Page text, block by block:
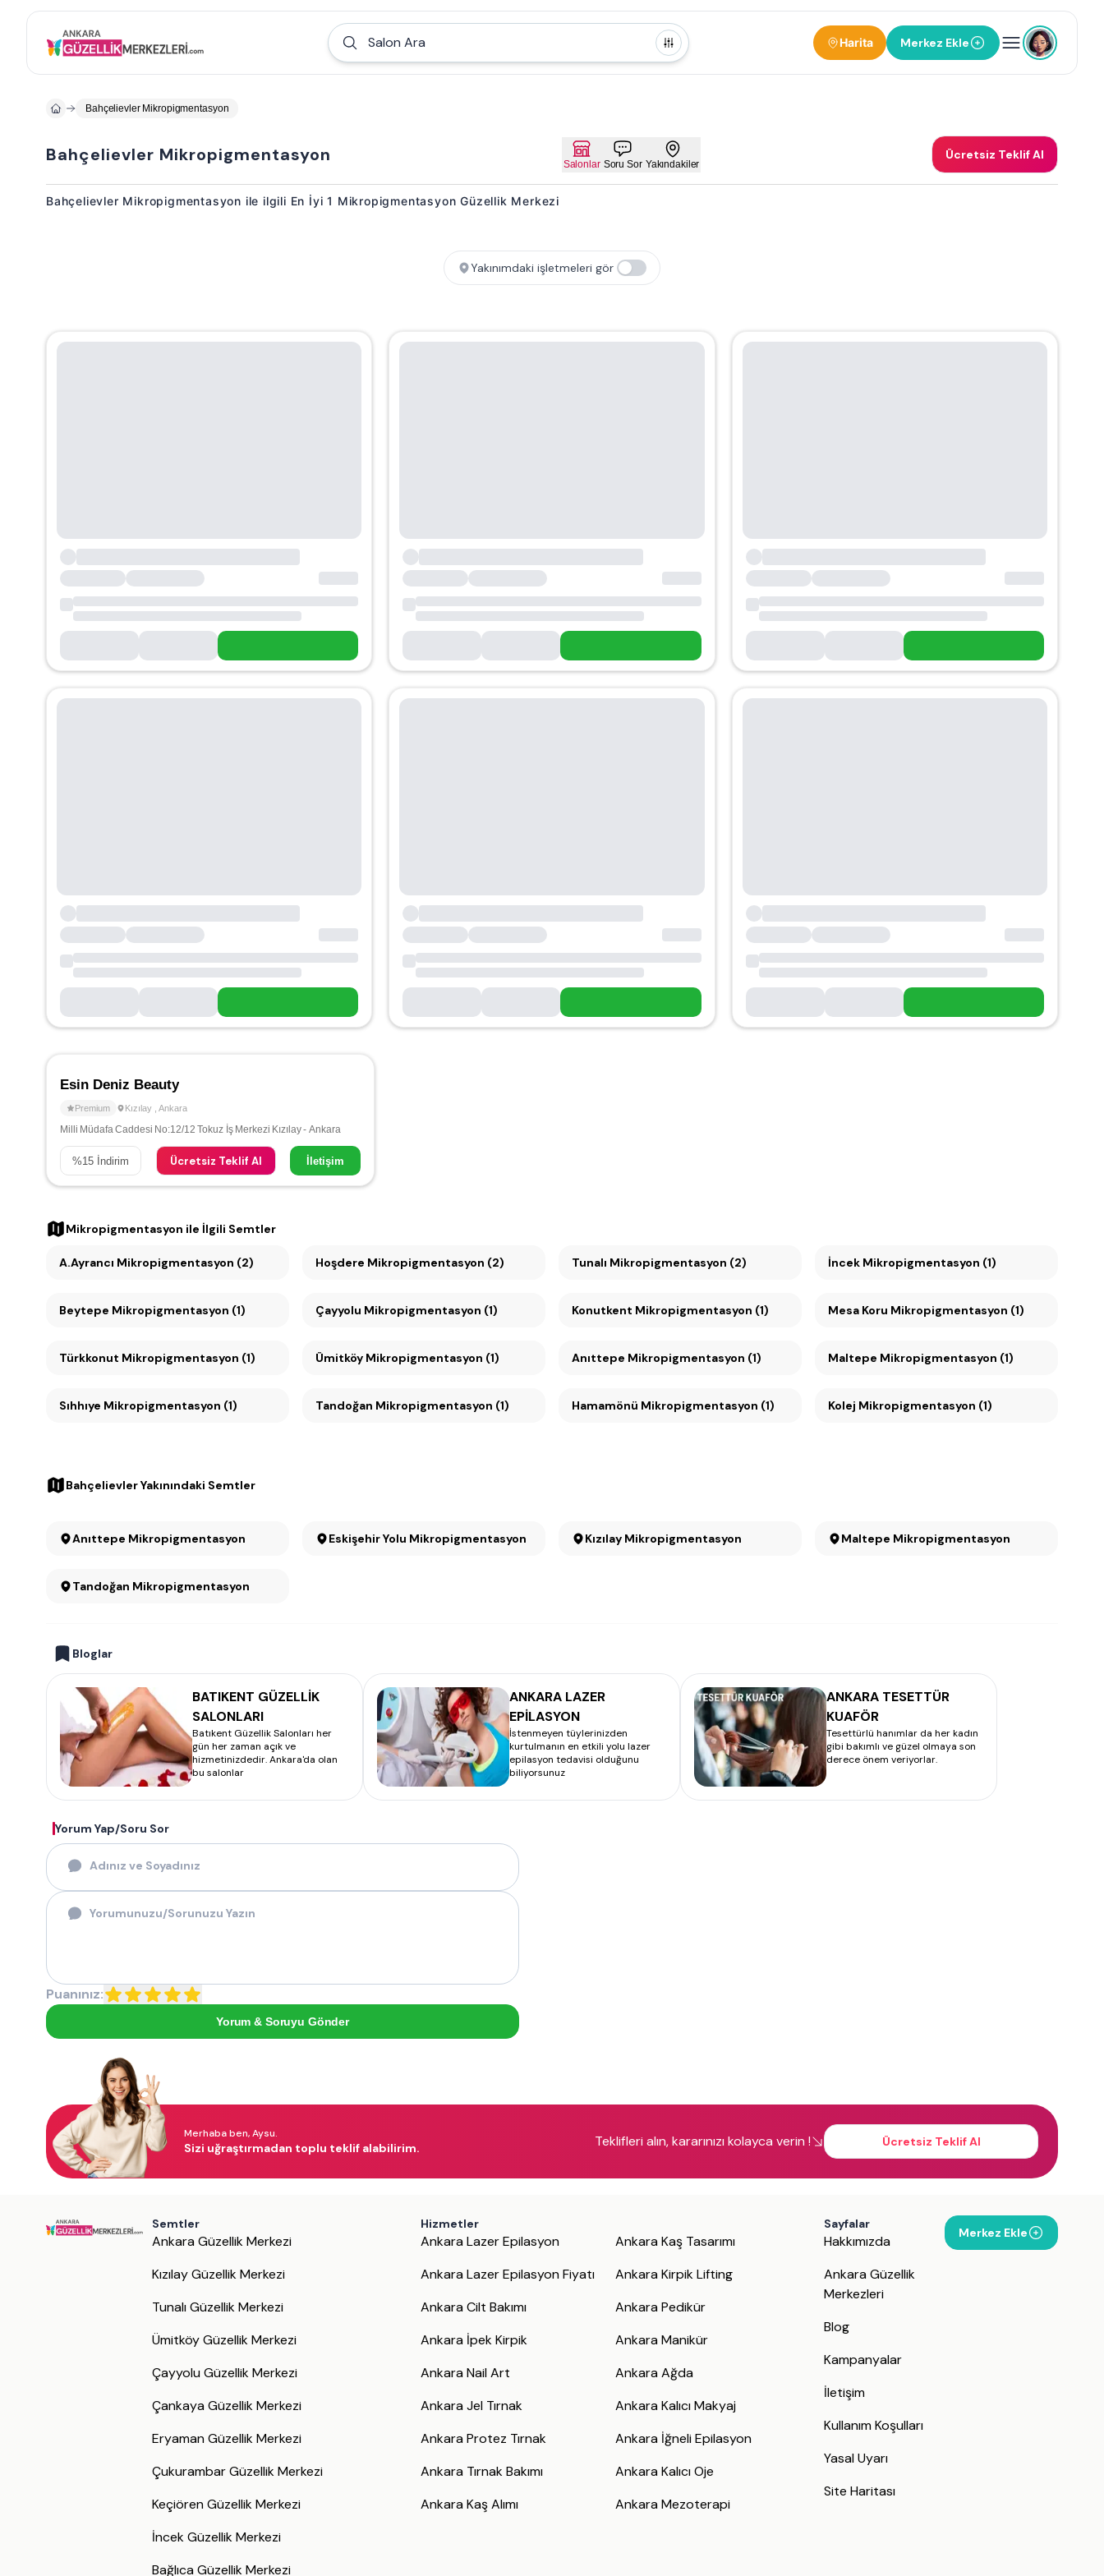
Salon Ara Harita Merkez Ekle
Bahçelievler Mikropigmentasyon
Bahçelievler Mikropigmentasyon Salonlar Soru Sor Yakındakiler
Ücretsiz Teklif Al
Bahçelievler Mikropigmentasyon ile ilgili En İyi 1 Mikropigmentasyon Güzellik Merkezi
Yakınımdaki işletmeleri gör
Esin Deniz Beauty
Premium Kızılay Ankara
Milli Müdafa Caddesi No:12/12 Tokuz İş Merkezi Kızılay - Ankara
%15 İndirim Ücretsiz Teklif Al İletişim
Mikropigmentasyon ile İlgili Semtler
A.Ayrancı Mikropigmentasyon (2) Hoşdere Mikropigmentasyon (2) Tunalı Mikropigmentasyon (2) İncek Mikropigmentasyon (1)
Beytepe Mikropigmentasyon (1) Çayyolu Mikropigmentasyon (1) Konutkent Mikropigmentasyon (1) Mesa Koru Mikropigmentasyon (1)
Türkkonut Mikropigmentasyon (1) Ümitköy Mikropigmentasyon (1) Anıttepe Mikropigmentasyon (1) Maltepe Mikropigmentasyon (1)
Sıhhıye Mikropigmentasyon (1) Tandoğan Mikropigmentasyon (1) Hamamönü Mikropigmentasyon (1) Kolej Mikropigmentasyon (1)
Bahçelievler Yakınındaki Semtler
Anıttepe Mikropigmentasyon Eskişehir Yolu Mikropigmentasyon Kızılay Mikropigmentasyon Maltepe Mikropigmentasyon
Tandoğan Mikropigmentasyon
Bloglar
BATIKENT GÜZELLİK
SALONLARI
Batıkent Güzellik Salonları her
gün her zaman açık ve
hizmetinizdedir. Ankara'da olan
bu salonlar
ANKARA LAZER
EPİLASYON
İstenmeyen tüylerinizden
kurtulmanın en etkili yolu lazer
epilasyon tedavisi olduğunu
biliyorsunuz
ANKARA TESETTÜR
KUAFÖR
Tesettürlü hanımlar da her kadın
gibi bakımlı ve güzel olmaya son
derece önem veriyorlar.
Yorum Yap/Soru Sor
Puanınız:
Yorum & Soruyu Gönder
Merhaba ben, Aysu.
Sizi uğraştırmadan toplu teklif alabilirim. Teklifleri alın, kararınızı kolayca verin ! Ücretsiz Teklif Al
Semtler
Ankara Güzellik Merkezi
Kızılay Güzellik Merkezi
Tunalı Güzellik Merkezi
Ümitköy Güzellik Merkezi
Çayyolu Güzellik Merkezi
Çankaya Güzellik Merkezi
Eryaman Güzellik Merkezi
Çukurambar Güzellik Merkezi
Keçiören Güzellik Merkezi
İncek Güzellik Merkezi
Bağlıca Güzellik Merkezi
Hizmetler
Ankara Lazer Epilasyon
Ankara Lazer Epilasyon Fiyatı
Ankara Cilt Bakımı
Ankara İpek Kirpik
Ankara Nail Art
Ankara Jel Tırnak
Ankara Protez Tırnak
Ankara Tırnak Bakımı
Ankara Kaş Alımı
Ankara Kaş Tasarımı
Ankara Kirpik Lifting
Ankara Pedikür
Ankara Manikür
Ankara Ağda
Ankara Kalıcı Makyaj
Ankara İğneli Epilasyon
Ankara Kalıcı Oje
Ankara Mezoterapi
Sayfalar
Hakkımızda
Ankara Güzellik
Merkezleri
Blog
Kampanyalar
İletişim
Kullanım Koşulları
Yasal Uyarı
Site Haritası
Merkez Ekle